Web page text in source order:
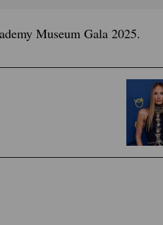
Museum Gala 2025.